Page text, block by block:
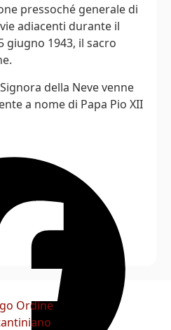
pressoché generale di
adiacenti durante il
giugno 1943, il sacro
della Neve venne
a nome di Papa Pio XII